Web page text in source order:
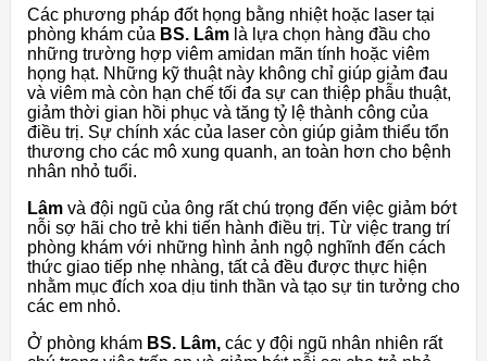
Các phương pháp đốt họng bằng nhiệt hoặc laser tại
phòng khám của BS. Lâm là lựa chọn hàng đầu cho
những trường hợp viêm amidan mãn tính hoặc viêm
họng hạt. Những kỹ thuật này không chỉ giúp giảm đau
và viêm mà còn hạn chế tối đa sự can thiệp phẫu thuật,
giảm thời gian hồi phục và tăng tỷ lệ thành công của
điều trị. Sự chính xác của laser còn giúp giảm thiểu tổn
thương cho các mô xung quanh, an toàn hơn cho bệnh
nhân nhỏ tuổi.
Lâm và đội ngũ của ông rất chú trọng đến việc giảm bớt
nỗi sợ hãi cho trẻ khi tiến hành điều trị. Từ việc trang trí
phòng khám với những hình ảnh ngộ nghĩnh đến cách
thức giao tiếp nhẹ nhàng, tất cả đều được thực hiện
nhằm mục đích xoa dịu tinh thần và tạo sự tin tưởng cho
các em nhỏ.
Ở phòng khám BS. Lâm, các y đội ngũ nhân nhiên rất